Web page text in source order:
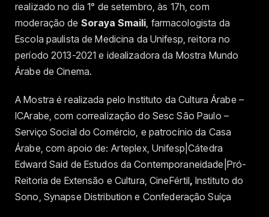
realizado no dia 1° de setembro, às 17h, com
moderação de Soraya Smaili, farmacologista da
Escola paulista de Medicina da Unifesp, reitora no
período 2013-2021 e idealizadora da Mostra Mundo
Árabe de Cinema.
A Mostra é realizada pelo Instituto da Cultura Árabe –
ICArabe, com correalização do Sesc São Paulo –
Serviço Social do Comércio, e patrocínio da Casa
Árabe, com apoio de: Arteplex, Unifesp|Cátedra
Edward Said de Estudos da Contemporaneidade|Pró-
Reitoria de Extensão e Cultura, CineFértil, Instituto do
Sono, Synapse Distributione Confederação Suíça